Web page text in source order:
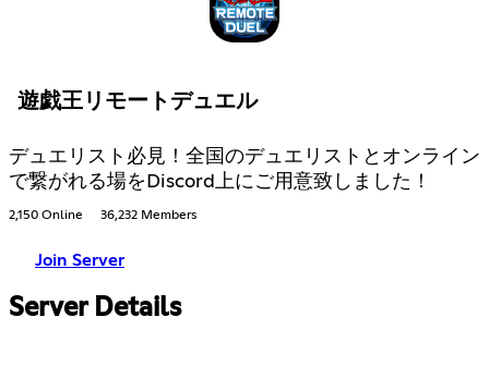
遊戯王リモートデュエル
デュエリスト必見！全国のデュエリストとオンライン
で繋がれる場をDiscord上にご用意致しました！
2,150 Online 36,232 Members
Join Server
Server Details